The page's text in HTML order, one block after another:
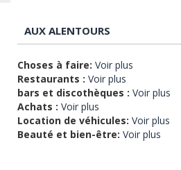
AUX ALENTOURS
Choses à faire: Voir plus
Restaurants : Voir plus
bars et discothèques : Voir plus
Achats : Voir plus
Location de véhicules: Voir plus
Beauté et bien-être: Voir plus